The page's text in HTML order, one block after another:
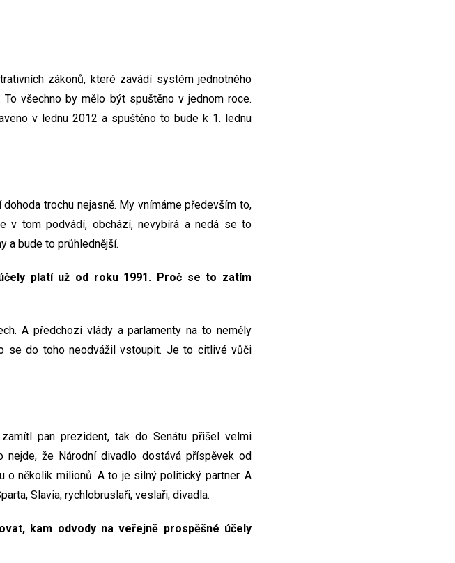
zákonů, které zavádí systém jednotného
všechno by mělo být spuštěno v jednom roce.
v lednu 2012 a spuštěno to bude k 1. lednu
trochu nejasně. My vnímáme především to,
v tom podvádí, obchází, nevybírá a nedá se to
a bude to průhlednější.
platí už od roku 1991. Proč se to zatím
A předchozí vlády a parlamenty na to neměly
se do toho neodvážil vstoupit. Je to citlivé vůči
pan prezident, tak do Senátu přišel velmi
že Národní divadlo dostává příspěvek od
několik milionů. A to je silný politický partner. A
Slavia, rychlobruslaři, veslaři, divadla.
kam odvody na veřejně prospěšné účely